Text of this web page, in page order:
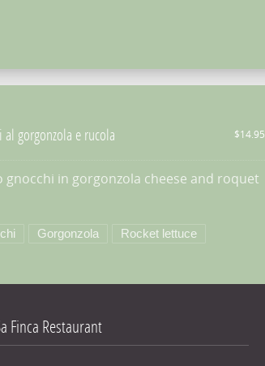
al gorgonzola e rucola $14.95
gnocchi in gorgonzola cheese and roquet
Gorgonzola Rocket lettuce
Finca Restaurant